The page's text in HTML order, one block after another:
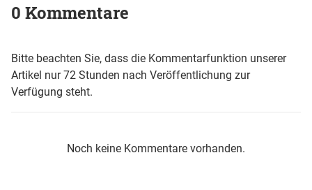
0 Kommentare
Bitte beachten Sie, dass die Kommentarfunktion unserer
Artikel nur 72 Stunden nach Veröffentlichung zur
Verfügung steht.
Noch keine Kommentare vorhanden.